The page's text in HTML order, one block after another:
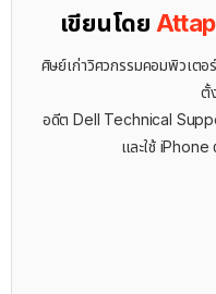
เขียนโดย
ศิษย์เก่าวิศวกรรมคอมพิวเต
ตั้
อดีต Dell Technical
และใช้